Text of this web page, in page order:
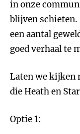
in onze
blijven schieten.
een aantal
goed verhaal te
Laten we kijken
die Heath en
Optie 1: